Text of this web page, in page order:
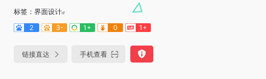
标签： 界面设计
2
3- 1+ 0 1+
链接直达 手机查看